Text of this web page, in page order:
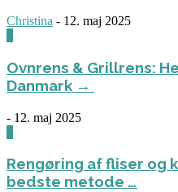
Christina - 12. maj 2025
Ovnrens & Grillrens:
Danmark →
- 12. maj 2025
Rengøring af fliser og
bedste metode …